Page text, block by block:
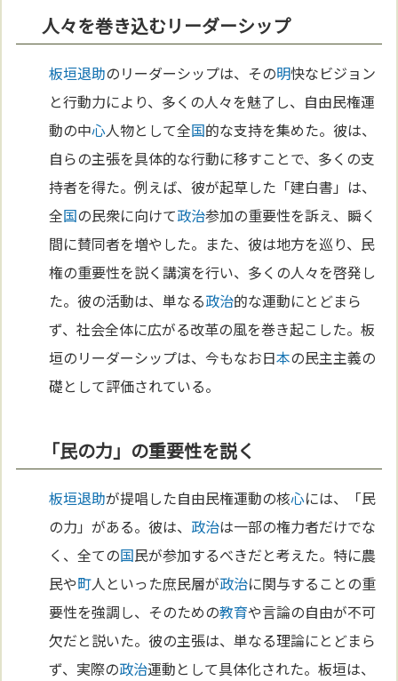
人々を巻き込むリーダーシップ
板垣退助のリーダーシップは、その明快なビジョン
と行動力により、多くの人々を魅了し、自由民権運
動の中心人物として全国的な支持を集めた。彼は、
自らの主張を具体的な行動に移すことで、多くの支
持者を得た。例えば、彼が起草した「建白書」は、
全国の民衆に向けて政治参加の重要性を訴え、瞬く
間に賛同者を増やした。また、彼は地方を巡り、民
権の重要性を説く講演を行い、多くの人々を啓発し
た。彼の活動は、単なる政治的な運動にとどまら
ず、社会全体に広がる改革の風を巻き起こした。板
垣のリーダーシップは、今もなお日本の民主主義の
礎として評価されている。
「民の力」の重要性を説く
板垣退助が提唱した自由民権運動の核心には、「民
の力」がある。彼は、 政治は一部の権力者だけでな
く、全ての国民が参加するべきだと考えた。特に農
民や町人といった庶民層が政治に関与することの重
要性を強調し、そのための教育や言論の自由が不可
欠だと説いた。彼の主張は、単なる理論にとどまら
ず、実際の政治運動として具体化された。板垣は、